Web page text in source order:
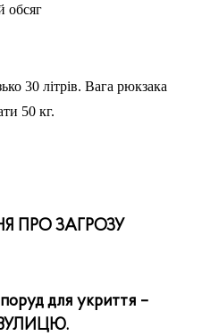
обсяг
30 літрів. Вага рюкзака
50 кг.
ПРО ЗАГРОЗУ
для укриття –